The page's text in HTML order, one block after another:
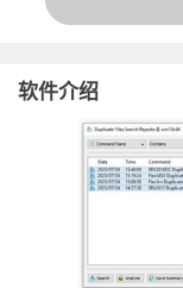
软件介绍